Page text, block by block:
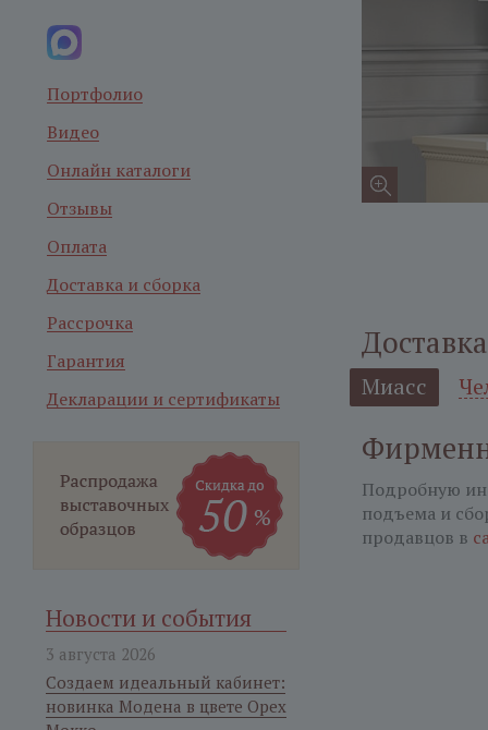
Миасс
Подробную
подъема и
продавцов в
Портфолио
Видео
Онлайн каталоги
Отзывы
Оплата
Доставка и сборка
Рассрочка
Гарантия
Декларации и сертификаты
Новости и события
3 августа 2026
Создаем идеальный кабинет:
новинка Модена в цвете Орех